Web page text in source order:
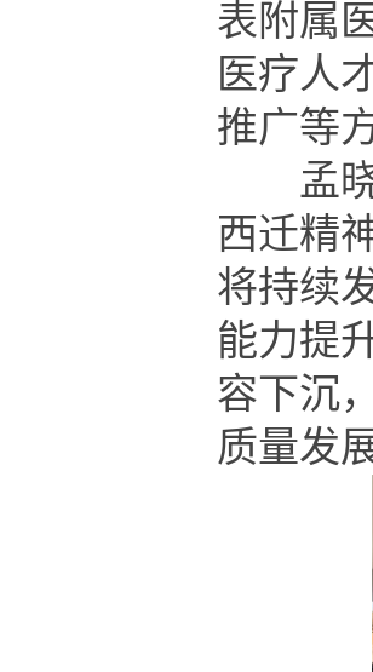
表附属
医疗人
推广等
孟晓
西迁精
将持续
能力提
容下沉
质量发